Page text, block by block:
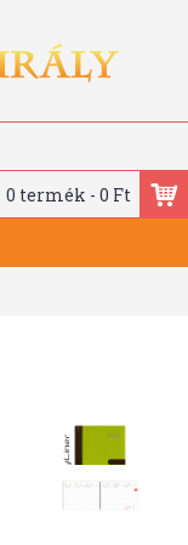
0 termék - 0 Ft